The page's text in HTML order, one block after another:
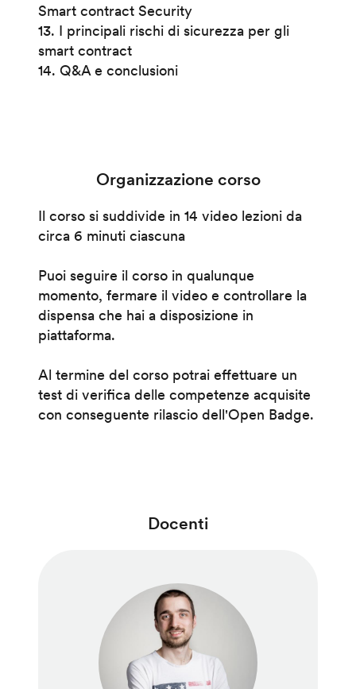
Smart contract Security
13. I principali rischi di sicurezza per gli
smart contract
14. Q&A e conclusioni
Organizzazione corso
Il corso si suddivide in 14 video lezioni da
circa 6 minuti ciascuna
Puoi seguire il corso in qualunque
momento, fermare il video e controllare la
dispensa che hai a disposizione in
piattaforma.
Al termine del corso potrai effettuare un
test di verifica delle competenze acquisite
con conseguente rilascio dell'Open Badge.
Docenti